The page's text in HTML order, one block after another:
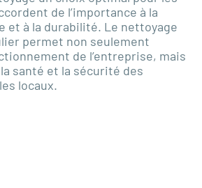
de l’importance à la
et à la durabilité. Le nettoyage
permet non seulement
de l’entreprise, mais
santé et la sécurité des
locaux.